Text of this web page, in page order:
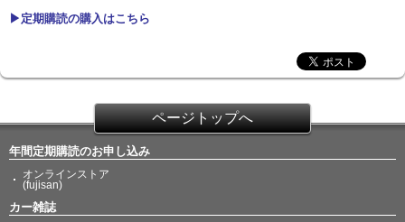
▶定期購読の購入はこちら
ページトップへ
年間定期購読のお申し込み
オンラインストア
(fujisan)
カー雑誌